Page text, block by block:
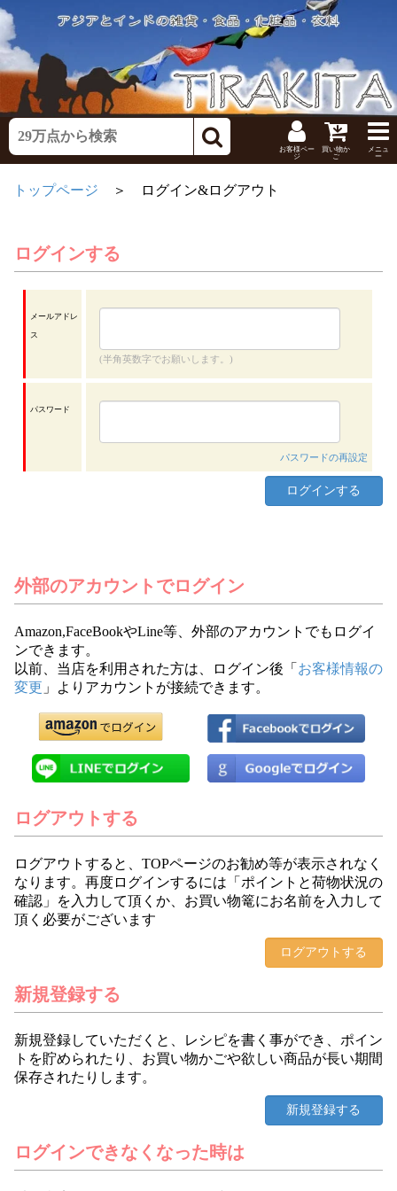
お客様ペー
ジ
買い物か
ご
メニュ
ー
トップページ ＞ ログイン&ログアウト
ログインする
メールアドレ
ス
(半角英数字でお願いします。)
パスワード
パスワードの再設定
外部のアカウントでログイン
Amazon,FaceBookやLine等、外部のアカウントでもログイ
ンできます。
以前、当店を利用された方は、ログイン後「 お客様情報の
変更 」よりアカウントが接続できます。
ログアウトする
ログアウトすると、TOPページのお勧め等が表示されなく
なります。再度ログインするには「ポイントと荷物状況の
確認」を入力して頂くか、お買い物篭にお名前を入力して
頂く必要がございます
新規登録する
新規登録していただくと、レシピを書く事ができ、ポイン
トを貯められたり、お買い物かごや欲しい商品が長い期間
保存されたりします。
ログインできなくなった時は